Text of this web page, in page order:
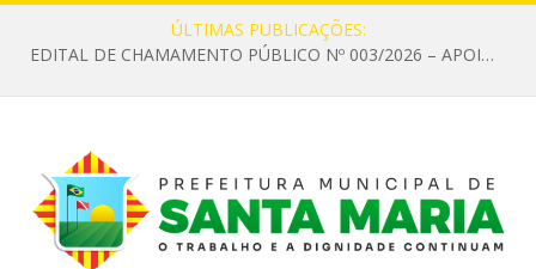
ÚLTIMAS PUBLICAÇÕES:
EDITAL DE CHAMAMENTO PÚBLICO Nº 003/2026 – APOIO À INFRAESTRUTURA CULTURAL